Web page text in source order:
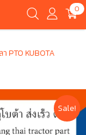
0
PTO KUBOTA
Sale!